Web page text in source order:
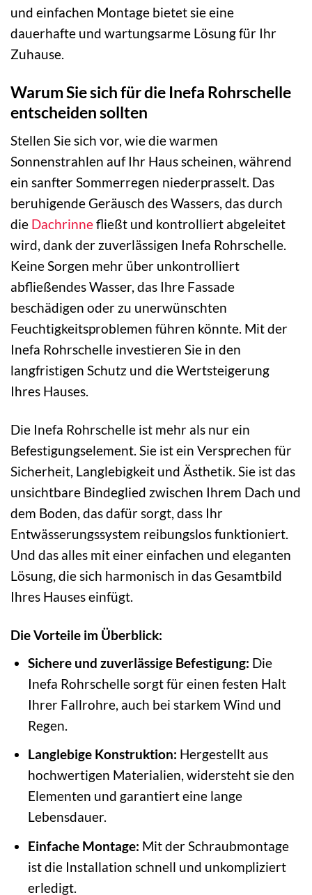
und einfachen Montage bietet sie eine
dauerhafte und wartungsarme Lösung für Ihr
Zuhause.
Warum Sie sich für die Inefa Rohrschelle
entscheiden sollten
Stellen Sie sich vor, wie die warmen
Sonnenstrahlen auf Ihr Haus scheinen, während
ein sanfter Sommerregen niederprasselt. Das
beruhigende Geräusch des Wassers, das durch
die Dachrinnefließt und kontrolliert abgeleitet
wird, dank der zuverlässigen Inefa Rohrschelle.
Keine Sorgen mehr über unkontrolliert
abfließendes Wasser, das Ihre Fassade
beschädigen oder zu unerwünschten
Feuchtigkeitsproblemen führen könnte. Mit der
Inefa Rohrschelle investieren Sie in den
langfristigen Schutz und die Wertsteigerung
Ihres Hauses.
Die Inefa Rohrschelle ist mehr als nur ein
Befestigungselement. Sie ist ein Versprechen für
Sicherheit, Langlebigkeit und Ästhetik. Sie ist das
unsichtbare Bindeglied zwischen Ihrem Dach und
dem Boden, das dafür sorgt, dass Ihr
Entwässerungssystem reibungslos funktioniert.
Und das alles mit einer einfachen und eleganten
Lösung, die sich harmonisch in das Gesamtbild
Ihres Hauses einfügt.
Die Vorteile im Überblick:
Sichere und zuverlässige Befestigung: Die
Inefa Rohrschelle sorgt für einen festen Halt
Ihrer Fallrohre, auch bei starkem Wind und
Regen.
Langlebige Konstruktion: Hergestellt aus
hochwertigen Materialien, widersteht sie den
Elementen und garantiert eine lange
Lebensdauer.
Einfache Montage: Mit der Schraubmontage
ist die Installation schnell und unkompliziert
erledigt.